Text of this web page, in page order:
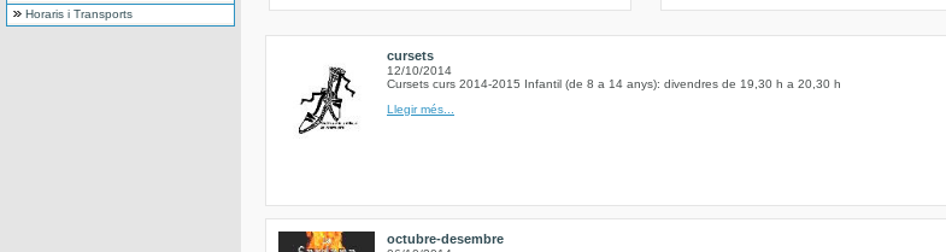
Horaris i Transports
cursets
12/10/2014
Cursets curs 2014-2015 Infantil (de 8 a 14 anys): divendres de 19,30 h a 20,30 h
Llegir més...
octubre-desembre